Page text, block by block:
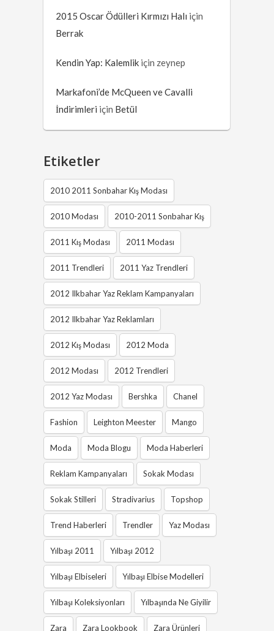
2015 Oscar Ödülleri Kırmızı Halı için
Berrak
Kendin Yap: Kalemlik için zeynep
Markafoni’de McQueen ve Cavalli
İndirimleri için Betül
Etiketler
2010 2011 Sonbahar Kış Modası
2010 Modası 2010-2011 Sonbahar Kış
2011 Kış Modası 2011 Modası
2011 Trendleri 2011 Yaz Trendleri
2012 Ilkbahar Yaz Reklam Kampanyaları
2012 Ilkbahar Yaz Reklamları
2012 Kış Modası 2012 Moda
2012 Modası 2012 Trendleri
2012 Yaz Modası Bershka Chanel
Fashion Leighton Meester Mango
Moda Moda Blogu Moda Haberleri
Reklam Kampanyaları Sokak Modası
Sokak Stilleri Stradivarius Topshop
Trend Haberleri Trendler Yaz Modası
Yılbaşı 2011 Yılbaşı 2012
Yılbaşı Elbiseleri Yılbaşı Elbise Modelleri
Yılbaşı Koleksiyonları Yılbaşında Ne Giyilir
Zara Zara Lookbook Zara Ürünleri